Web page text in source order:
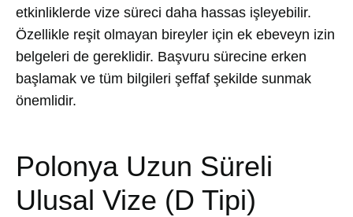
etkinliklerde vize süreci daha hassas işleyebilir.
Özellikle reşit olmayan bireyler için ek ebeveyn izin
belgeleri de gereklidir. Başvuru sürecine erken
başlamak ve tüm bilgileri şeffaf şekilde sunmak
önemlidir.
Polonya Uzun Süreli
Ulusal Vize (D Tipi)